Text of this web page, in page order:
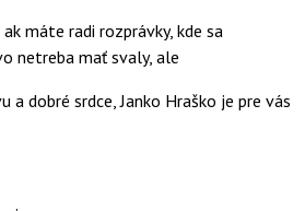
ak máte radi rozprávky, kde sa
netreba mať svaly, ale
a dobré srdce, Janko Hraško je pre vás